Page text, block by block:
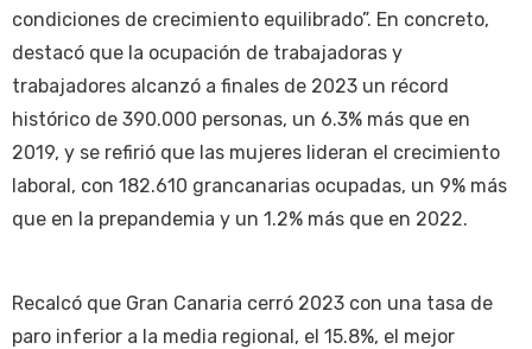
condiciones de crecimiento equilibrado”. En concreto,
destacó que la ocupación de trabajadoras y
trabajadores alcanzó a finales de 2023 un récord
histórico de 390.000 personas, un 6.3% más que en
2019, y se refirió que las mujeres lideran el crecimiento
laboral, con 182.610 grancanarias ocupadas, un 9% más
que en la prepandemia y un 1.2% más que en 2022.
Recalcó que Gran Canaria cerró 2023 con una tasa de
paro inferior a la media regional, el 15.8%, el mejor